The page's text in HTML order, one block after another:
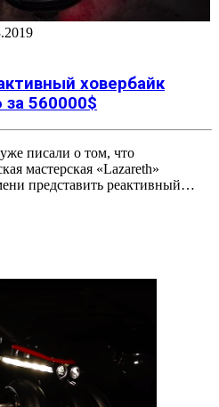
ховербайк
за 560000$
писали о том, что
мастерская «Lazareth»
представить реактивный…